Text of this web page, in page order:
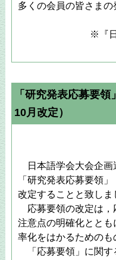
多くの会員の皆さまの
※『
「研究発表応募要
10月改定）
日本語学会大会企画
「研究発表応募要領
改定することと致しま
応募要領の改定は，
注意点の明確化とと
率化をはかるためのも
「応募要領」に関す